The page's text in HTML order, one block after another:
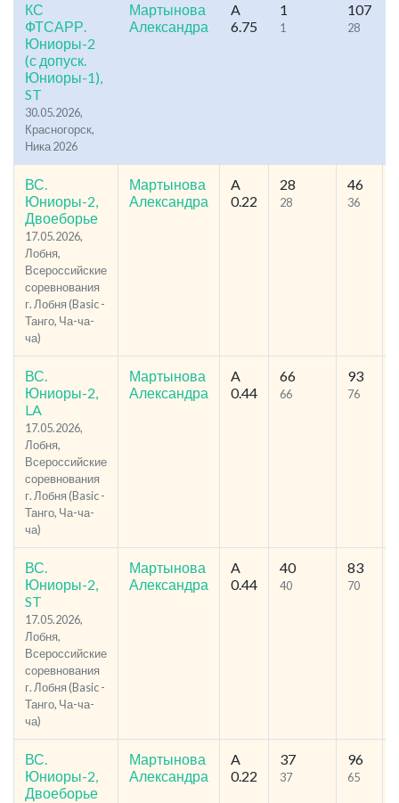
КС
ФТСАРР.
Юниоры-2
(с допуск.
Юниоры-1),
ST
30.05.2026,
Красногорск,
Ника 2026
Мартынова
Александра
A
6.75
1
1
107
28
ВС.
Юниоры-2,
Двоеборье
17.05.2026,
Лобня,
Всероссийские
соревнования
г. Лобня (Basic -
Танго, Ча-ча-
ча)
Мартынова
Александра
A
0.22
28
28
46
36
ВС.
Юниоры-2,
LA
17.05.2026,
Лобня,
Всероссийские
соревнования
г. Лобня (Basic -
Танго, Ча-ча-
ча)
Мартынова
Александра
A
0.44
66
66
93
76
ВС.
Юниоры-2,
ST
17.05.2026,
Лобня,
Всероссийские
соревнования
г. Лобня (Basic -
Танго, Ча-ча-
ча)
Мартынова
Александра
A
0.44
40
40
83
70
ВС.
Юниоры-2,
Двоеборье
Мартынова
Александра
A
0.22
37
37
96
65